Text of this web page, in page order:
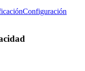
Configuración